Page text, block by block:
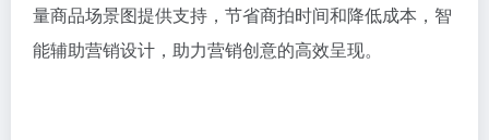
量商品场景图提供支持，节省商拍时间和降低成本，智
能辅助营销设计，助力营销创意的高效呈现。